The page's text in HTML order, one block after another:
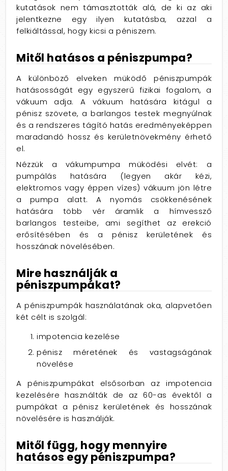
kutatások nem támasztották alá, de ki az aki
jelentkezne egy ilyen kutatásba, azzal a
felkiáltással, hogy kicsi a péniszem.
Mitől hatásos a péniszpumpa?
A különböző elveken müködő péniszpumpák
hatásosságát egy egyszerű fizikai fogalom, a
vákuum adja. A vákuum hatására kitágul a
pénisz szövete, a barlangos testek megnyúlnak
és a rendszeres tágító hatás eredményeképpen
maradandó hossz és kerületnövekmény érhető
el.
Nézzük a vákumpumpa müködési elvét: a
pumpálás hatására (legyen akár kézi,
elektromos vagy éppen vízes) vákuum jön létre
a pumpa alatt. A nyomás csökkenésének
hatására több vér áramlik a hímvessző
barlangos testeibe, ami segíthet az erekció
erősítésében és a pénisz kerületének és
hosszának növelésében.
Mire használják a
péniszpumpákat?
A péniszpumpák használatának oka, alapvetően
két célt is szolgál:
impotencia kezelése
pénisz méretének és vastagságának
növelése
A péniszpumpákat elsősorban az impotencia
kezelésére használták de az 60-as évektől a
pumpákat a pénisz kerületének és hosszának
növelésére is használják.
Mitől függ, hogy mennyire
hatásos egy péniszpumpa?